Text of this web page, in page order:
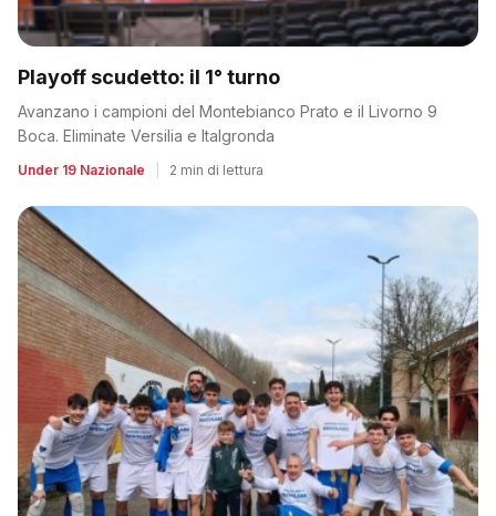
Playoff scudetto: il 1° turno
Avanzano i campioni del Montebianco Prato e il Livorno 9
Boca. Eliminate Versilia e Italgronda
Under 19 Nazionale 2 min di lettura